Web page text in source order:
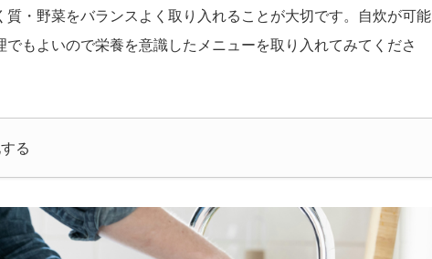
質・野菜をバランスよく取り入れることが大切です。自炊が可能
でもよいので栄養を意識したメニューを取り入れてみてくださ
る